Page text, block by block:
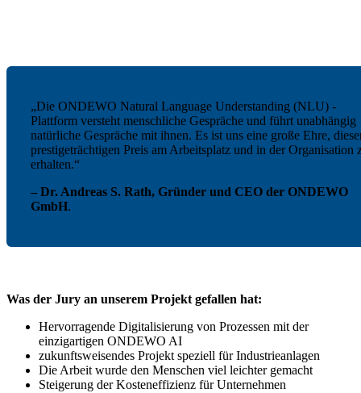
„Die ONDEWO Natural Language Understanding (NLU) -
Plattform versteht menschliche Gespräche und führt unabhängig
natürliche Gespräche mit ihnen. Es ist uns eine große Ehre,
prestigeträchtigen Preis am Arbeitsplatz und in der Organisation
erhalten.“
– Dr. Andreas S. Rath, Gründer und CEO der ONDEWO
GmbH.
Was der Jury an unserem Projekt gefallen hat:
Hervorragende Digitalisierung von Prozessen mit der
einzigartigen ONDEWO AI
zukunftsweisendes Projekt speziell für Industrieanlagen
Die Arbeit wurde den Menschen viel leichter gemacht
Steigerung der Kosteneffizienz für Unternehmen